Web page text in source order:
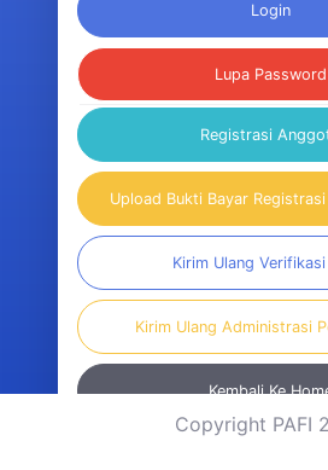
Login
Lupa Password
Registrasi
Upload Bukti Bayar
Kirim Ulang Verifikasi
Kirim Ulang Administrasi
Kembali Ke
Copyright PAFI